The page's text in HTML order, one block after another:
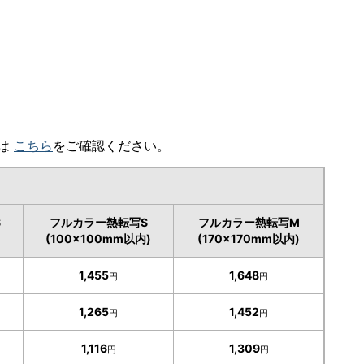
こちら をご確認ください。
フルカラー熱転写S
(100×100mm以内)
フルカラー熱転写M
(170×170mm以内)
1,455円 1,648円
1,265円 1,452円
1,116円 1,309円